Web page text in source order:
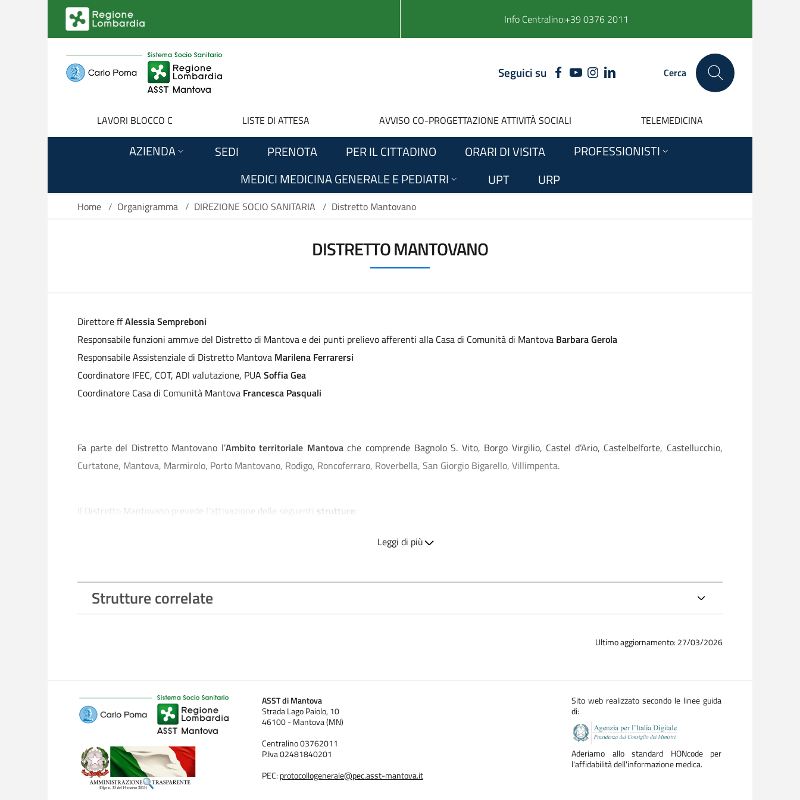
Salta al contenuto principale
Info Centralino:+39 0376 2011
Seguici suFACEBOOK
YOUTUBE
INSTAGRAM
LINKEDIN Cerca
LAVORI BLOCCO C LISTE DI ATTESA AVVISO CO-PROGETTAZIONE ATTIVITÀ SOCIALI TELEMEDICINA
AZIENDA SEDI PRENOTA PER IL CITTADINO ORARI DI VISITA
PROFESSIONISTI
MEDICI MEDICINA GENERALE E PEDIATRI
UPT URP
Home / Organigramma / DIREZIONE SOCIO SANITARIA / Distretto Mantovano
DISTRETTO MANTOVANO
Direttore ffAlessia Sempreboni
Responsabile funzioni amm.ve del Distretto di Mantova e dei punti prelievo afferenti alla Casa di Comunità di Mantova Barbara Gerola
Responsabile Assistenziale di Distretto Mantova Marilena Ferrarersi
Coordinatore IFEC, COT, ADI valutazione, PUA Soffia Gea
Coordinatore Casa di Comunità Mantova Francesca Pasquali
Fa parte del Distretto Mantovano l’Ambito territoriale Mantovache comprende Bagnolo S. Vito, Borgo Virgilio, Castel d’Ario, Castelbelforte, Castellucchio,
Curtatone, Mantova, Marmirolo, Porto Mantovano, Rodigo, Roncoferraro, Roverbella, San Giorgio Bigarello, Villimpenta.
Il Distretto Mantovano prevede l’attivazione delle seguenti strutture:
Leggi di più
Strutture correlate
Ultimo aggiornamento: 27/03/2026
ASST di Mantova
Strada Lago Paiolo, 10
46100 - Mantova (MN)
Centralino 03762011
P.Iva 02481840201
PEC: protocollogenerale@pec.asst-mantova.it
Sito web realizzato secondo le linee guida
di:
Aderiamo allo standard HONcode per
l'affidabilità dell'informazione medica.